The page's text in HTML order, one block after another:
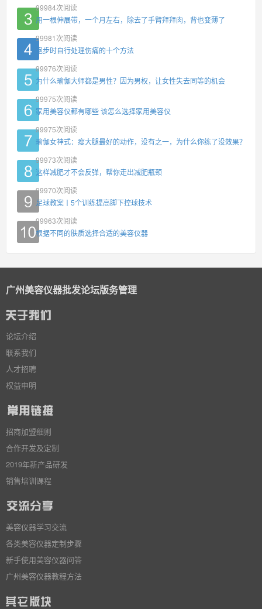
99984次阅读
用一根伸展带，一个月左右，除去了手臂拜拜肉，背也变薄了
99981 次阅读
跑步时自行处理伤痛的十个方法
99976次阅读
为什么瑜伽大师都是男性？因为男权，让女性失去同等的机会
99975次阅读
家用美容仪都有哪些 该怎么选择家用美容仪
99975次阅读
瑜伽女神式：瘦大腿最好的动作，没有之一，为什么你练了没效果？
99973次阅读
这样减肥才不会反弹，帮你走出减肥瓶颈
99970次阅读
足球教案丨5个训练提高脚下控球技术
99963次阅读
根据不同的肤质选择合适的美容仪器
广州美容仪器批发论坛版务管理
论坛介绍
联系我们
人才招聘
权益申明
招商加盟细则
合作开发及定制
2019年新产品研发
销售培训课程
美容仪器学习交流
各类美容仪器定制步骤
新手使用美容仪器问答
广州美容仪器教程方法